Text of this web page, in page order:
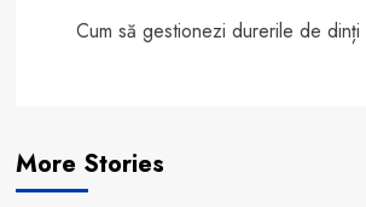
Cum să gestionezi durerile de
More Stories